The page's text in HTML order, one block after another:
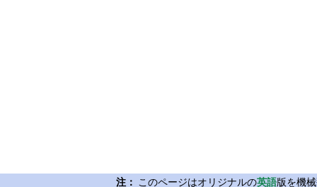
注： このページはオリジナルの英語版を機